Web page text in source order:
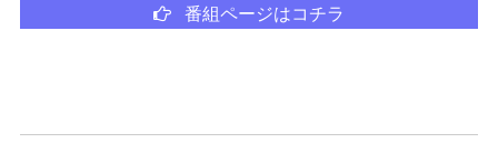
番組ページはコチラ